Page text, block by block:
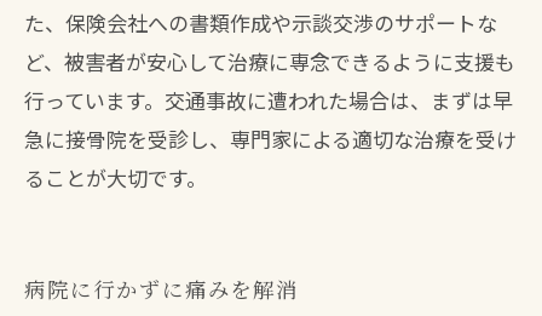
た、保険会社への書類作成や示談交渉のサポートな
ど、被害者が安心して治療に専念できるように支援も
行っています。交通事故に遭われた場合は、まずは早
急に接骨院を受診し、専門家による適切な治療を受け
ることが大切です。
病院に行かずに痛みを解消